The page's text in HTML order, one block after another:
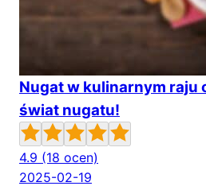
Nugat w kulinarnym raju
świat nugatu!
4.9 (18 ocen)
2025-02-19